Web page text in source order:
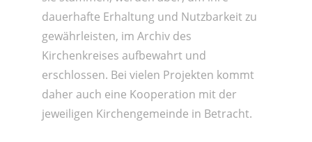
dauerhafte Erhaltung und Nutzbarkeit zu
gewährleisten, im Archiv des
Kirchenkreises aufbewahrt und
erschlossen. Bei vielen Projekten kommt
daher auch eine Kooperation mit der
jeweiligen Kirchengemeinde in Betracht.